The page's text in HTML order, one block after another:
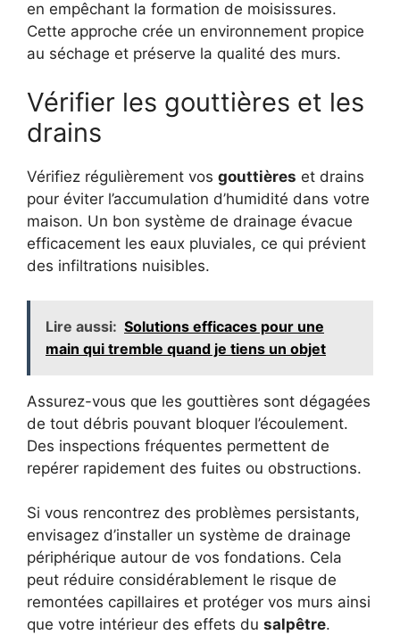
en empêchant la formation de moisissures.
Cette approche crée un environnement propice
au séchage et préserve la qualité des murs.
Vérifier les gouttières et les
drains
Vérifiez régulièrement vos gouttières et drains
pour éviter l’accumulation d’humidité dans votre
maison. Un bon système de drainage évacue
efficacement les eaux pluviales, ce qui prévient
des infiltrations nuisibles.
Lire aussi: Solutions efficaces pour une
main qui tremble quand je tiens un objet
Assurez-vous que les gouttières sont dégagées
de tout débris pouvant bloquer l’écoulement.
Des inspections fréquentes permettent de
repérer rapidement des fuites ou obstructions.
Si vous rencontrez des problèmes persistants,
envisagez d’installer un système de drainage
périphérique autour de vos fondations. Cela
peut réduire considérablement le risque de
remontées capillaires et protéger vos murs ainsi
que votre intérieur des effets du salpêtre.